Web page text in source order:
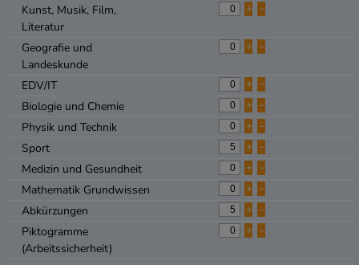
Kunst, Musik, Film,
Literatur
+ -
Geografie und
Landeskunde
+ -
EDV/IT + -
Biologie und Chemie
+ -
Physik und Technik
+ -
Sport
+ -
Medizin und Gesundheit
+ -
Mathematik Grundwissen
+ -
Abkürzungen
+ -
Piktogramme
(Arbeitssicherheit)
+ -